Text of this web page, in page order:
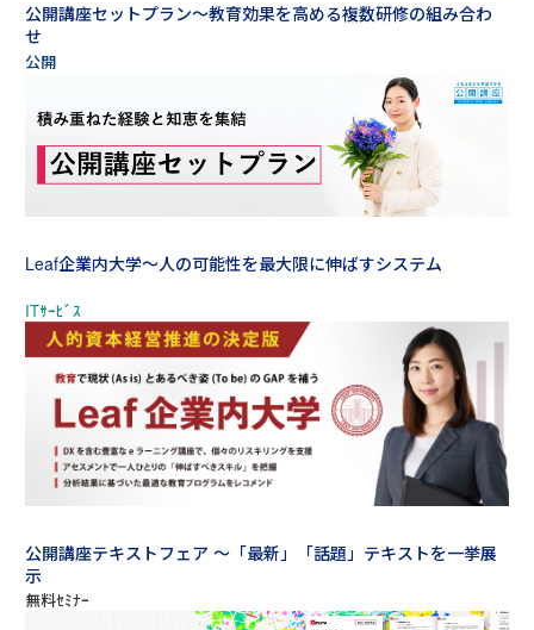
公開講座セットプラン～教育効果を高める複数研修の組み合わ
せ
Leaf企業内大学～人の可能性を最大限に伸ばすシステム
公開講座テキストフェア ～「最新」「話題」テキストを一挙展
示